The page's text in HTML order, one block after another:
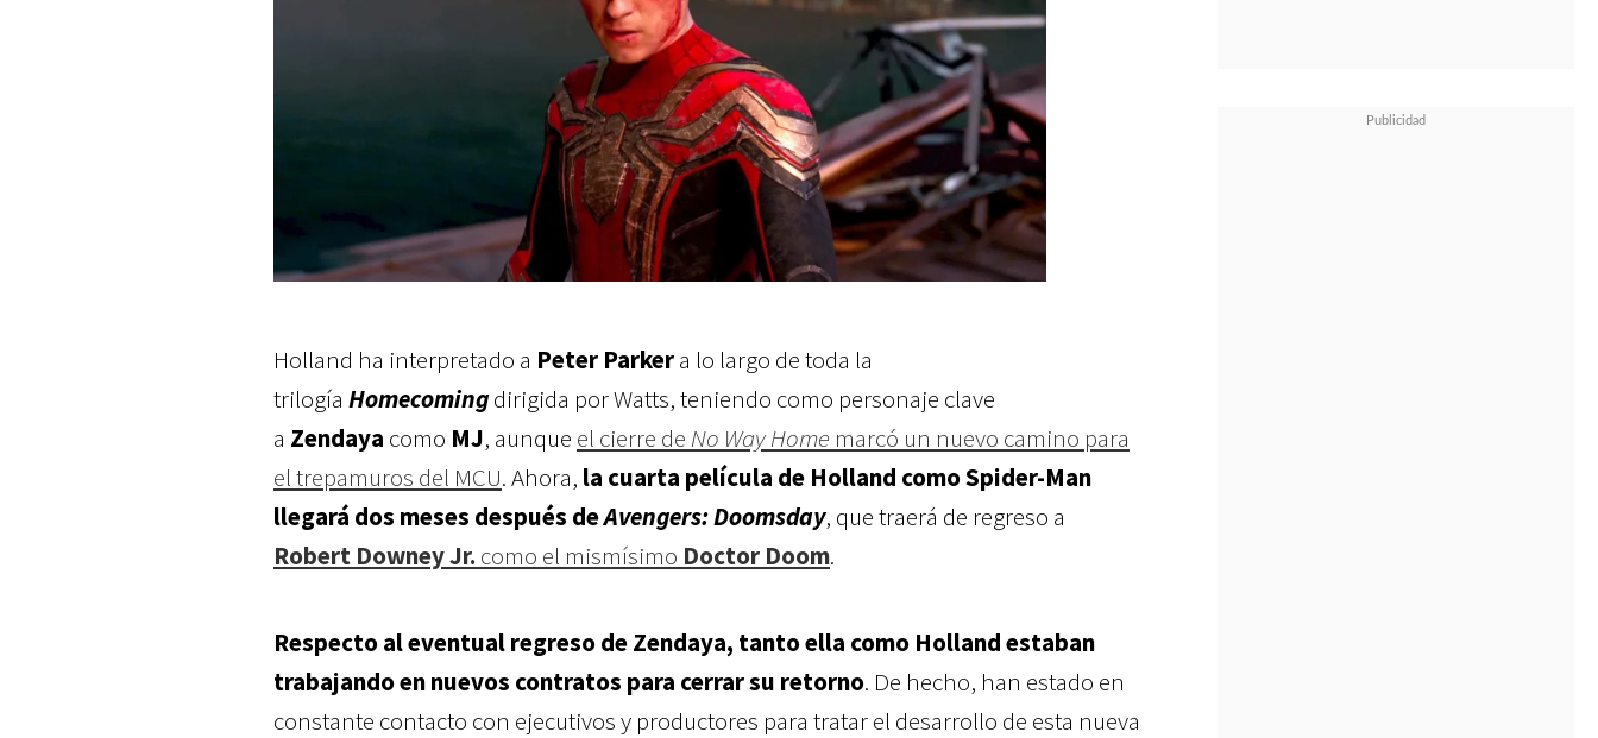
Holland ha interpretado a Peter Parkera lo largo de toda la
trilogía Homecomingdirigida por Watts, teniendo como personaje clave
a Zendaya como MJ, aunque el cierre de No Way Home marcó un nuevo camino para
el trepamuros del MCU. Ahora, la cuarta película de Holland como Spider-Man
llegará dos meses después deAvengers: Doomsday, que traerá de regreso a
Robert Downey Jr. como el mismísimo Doctor Doom.
Respecto al eventual regreso de Zendaya, tanto ella como Holland estaban
trabajando en nuevos contratos para cerrar su retorno. De hecho, han estado en
constante contacto con ejecutivos y productores para tratar el desarrollo de esta nueva